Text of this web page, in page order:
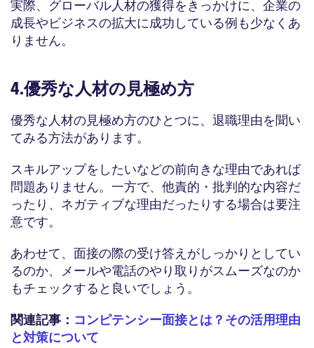
実際、グローバル人材の獲得をきっかけに、企業の
成長やビジネスの拡大に成功している例も少なくあ
りません。
4.優秀な人材の見極め方
優秀な人材の見極め方のひとつに、退職理由を聞い
てみる方法があります。
スキルアップをしたいなどの前向きな理由であれば
問題ありません。一方で、他責的・批判的な内容だ
ったり、ネガティブな理由だったりする場合は要注
意です。
あわせて、面接の際の受け答えがしっかりとしてい
るのか、メールや電話のやり取りがスムーズなのか
もチェックすると良いでしょう。
関連記事： コンピテンシー面接とは？その活用理由
と対策について